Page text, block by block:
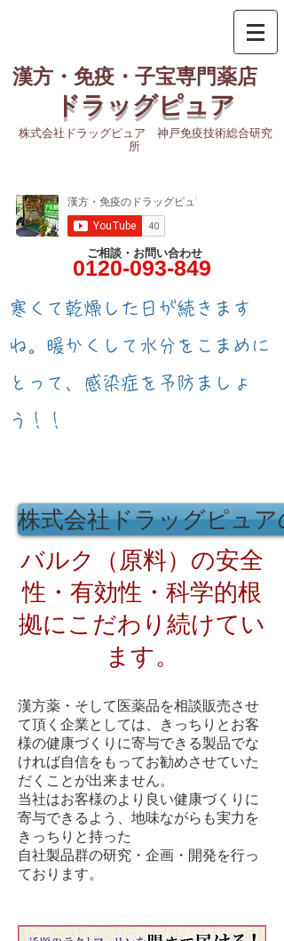
漢方・免疫・子宝専門薬店
ドラッグピュア
株式会社ドラッグピュア 神戸免疫技術総合研究
所
ご相談・お問い合わせ
0120-093-849
​寒くて乾燥した日が続きます
ね。暖かくして水分をこまめに
とって、感染症を予防ましょ
う！！
株式会社ドラッグピュ
バルク（原料）の安全
性・有効性・科学的根
拠にこだわり続けてい
ます。
漢方薬・そして医薬品を相談販売させ
て頂く企業としては、きっちりとお客
様の健康づくりに寄与できる製品でな
ければ自信をもってお勧めさせていた
だくことが出来ません。
当社はお客様のより良い健康づくりに
寄与できるよう、地味ながらも実力を
きっちりと持った
自社製品群の研究・企画・開発を行っ
ております。